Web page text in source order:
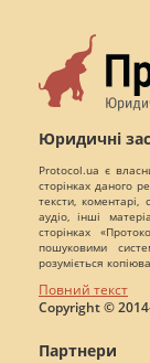
Юридичні
Protocol.ua є
сторінках даного
тексти,
аудіо, інші
сторінках
пошуковими
розуміється
Повний текст
Copyright ©
Партнери